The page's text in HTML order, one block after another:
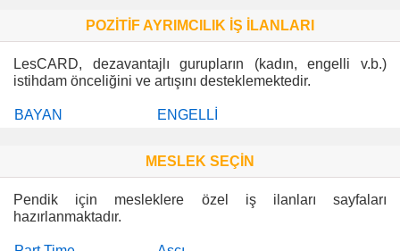
POZİTİF AYRIMCILIK İŞ İLANLARI
LesCARD, dezavantajlı gurupların (kadın, engelli v.b.)
istihdam önceliğini ve artışını desteklemektedir.
BAYAN ENGELLİ
MESLEK SEÇİN
Pendik için mesleklere özel iş ilanları sayfaları
hazırlanmaktadır.